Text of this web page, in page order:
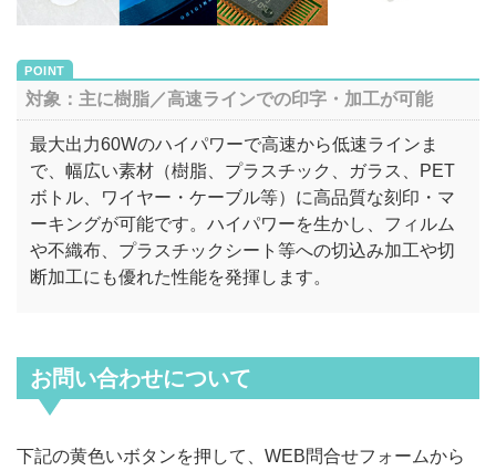
対象：主に樹脂／高速ラインでの印字・加工が可能
最大出力60Wのハイパワーで高速から低速ラインま
で、幅広い素材（樹脂、プラスチック、ガラス、PET
ボトル、ワイヤー・ケーブル等）に高品質な刻印・マ
ーキングが可能です。ハイパワーを生かし、フィルム
や不織布、プラスチックシート等への切込み加工や切
断加工にも優れた性能を発揮します。
お問い合わせについて
下記の黄色いボタンを押して、WEB問合せフォームから